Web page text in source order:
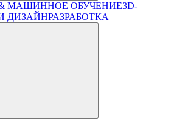
МАШИННОЕ ОБУЧЕНИЕ3D-
ДИЗАЙНРАЗРАБОТКА